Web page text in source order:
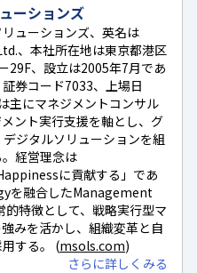
ーションズ
ューションズ、英名は
、本社所在地は東京都港区
29F、設立は2005年7月であ
券コード7033、上場日
主にマネジメントコンサル
ント実行支援を軸とし、グ
ジタルソリューションを組
経営理念は
に貢献する」であ
を融合したManagement
特徴として、戦略実行型マ
みを活かし、組織変革と自
する。 (msols.com)
さらに詳しくみる